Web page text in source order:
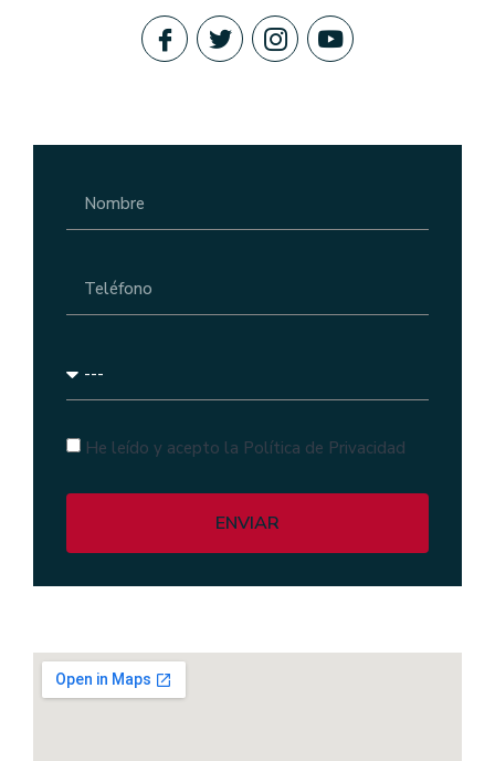
He leído y acepto la Política de Privacidad
ENVIAR